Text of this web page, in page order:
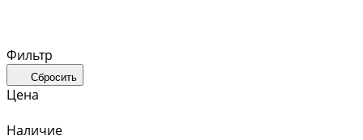
Фильтр
Сбросить
Цена
Наличие